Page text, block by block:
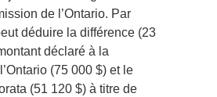
de l’Ontario. Par
déduire la différence (23
déclaré à la
(75 000 $) et le
(51 120 $) à titre de